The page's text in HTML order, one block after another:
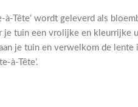
à-Tête’ wordt geleverd als
je tuin een vrolijke en kleurrijke
je tuin en verwelkom de
à-Tête’.